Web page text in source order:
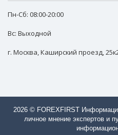
Пн-Сб: 08:00-20:00
Вс: Выходной
г. Москва Каширский проезд,
2026 © FOREXFIRST
личное мнение экспертов и